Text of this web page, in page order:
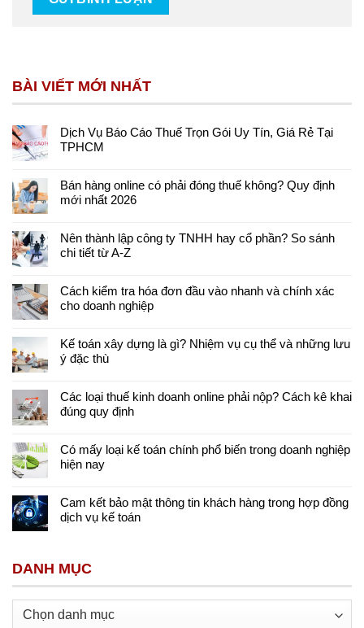
BÀI VIẾT MỚI NHẤT
Dịch Vụ Báo Cáo Thuế Trọn Gói Uy Tín, Giá Rẻ Tại
TPHCM
Bán hàng online có phải đóng thuế không? Quy định
mới nhất 2026
Nên thành lập công ty TNHH hay cổ phần? So sánh
chi tiết từ A-Z
Cách kiểm tra hóa đơn đầu vào nhanh và chính xác
cho doanh nghiệp
Kế toán xây dựng là gì? Nhiệm vụ cụ thể và những lưu
ý đặc thù
Các loại thuế kinh doanh online phải nộp? Cách kê khai
đúng quy định
Có mấy loại kế toán chính phổ biến trong doanh nghiệp
hiện nay
Cam kết bảo mật thông tin khách hàng trong hợp đồng
dịch vụ kế toán
DANH MỤC
Danh